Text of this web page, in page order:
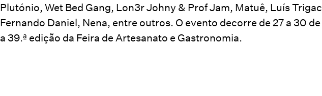
Plutónio, Wet Bed Gang, Lon3r Johny & Prof Jam, Matuê, Luís
Fernando Daniel, Nena, entre outros. O evento decorre de 27 a 30
a 39.ª edição da Feira de Artesanato e Gastronomia.